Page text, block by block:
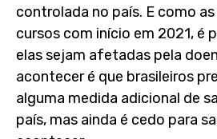
controlada no país. E como
cursos com início em 2021, é
elas sejam afetadas pela
acontecer é que brasileiros
alguma medida adicional de
país, mas ainda é cedo para